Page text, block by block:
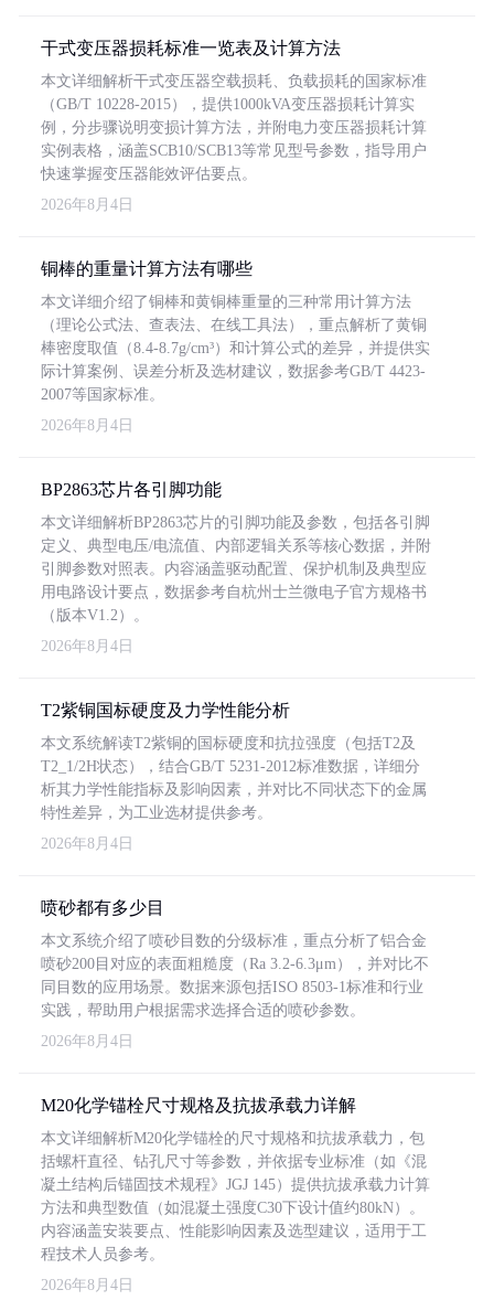
干式变压器损耗标准一览表及计算方法
本文详细解析干式变压器空载损耗、负载损耗的国家标准
（GB/T 10228-2015），提供1000kVA变压器损耗计算实
例，分步骤说明变损计算方法，并附电力变压器损耗计算
实例表格，涵盖SCB10/SCB13等常见型号参数，指导用户
快速掌握变压器能效评估要点。
2026年8月4日
铜棒的重量计算方法有哪些
本文详细介绍了铜棒和黄铜棒重量的三种常用计算方法
（理论公式法、查表法、在线工具法），重点解析了黄铜
棒密度取值（8.4-8.7g/cm³）和计算公式的差异，并提供实
际计算案例、误差分析及选材建议，数据参考GB/T 4423-
2007等国家标准。
2026年8月4日
BP2863芯片各引脚功能
本文详细解析BP2863芯片的引脚功能及参数，包括各引脚
定义、典型电压/电流值、内部逻辑关系等核心数据，并附
引脚参数对照表。内容涵盖驱动配置、保护机制及典型应
用电路设计要点，数据参考自杭州士兰微电子官方规格书
（版本V1.2）。
2026年8月4日
T2紫铜国标硬度及力学性能分析
本文系统解读T2紫铜的国标硬度和抗拉强度（包括T2及
T2_1/2H状态），结合GB/T 5231-2012标准数据，详细分
析其力学性能指标及影响因素，并对比不同状态下的金属
特性差异，为工业选材提供参考。
2026年8月4日
喷砂都有多少目
本文系统介绍了喷砂目数的分级标准，重点分析了铝合金
喷砂200目对应的表面粗糙度（Ra 3.2-6.3μm），并对比不
同目数的应用场景。数据来源包括ISO 8503-1标准和行业
实践，帮助用户根据需求选择合适的喷砂参数。
2026年8月4日
M20化学锚栓尺寸规格及抗拔承载力详解
本文详细解析M20化学锚栓的尺寸规格和抗拔承载力，包
括螺杆直径、钻孔尺寸等参数，并依据专业标准（如《混
凝土结构后锚固技术规程》JGJ 145）提供抗拔承载力计算
方法和典型数值（如混凝土强度C30下设计值约80kN）。
内容涵盖安装要点、性能影响因素及选型建议，适用于工
程技术人员参考。
2026年8月4日